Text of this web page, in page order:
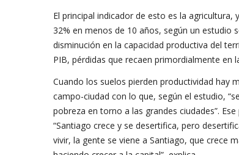
El principal indicador de esto es la
32% en menos de 10 años, según un estudio
disminución en la capacidad productiva del
PIB, pérdidas que recaen primordialmente en
Cuando los suelos pierden productividad hay
campo-ciudad con lo que, según el estudio,
pobreza en torno a las grandes ciudades”.
“Santiago crece y se desertifica, pero
vivir, la gente se viene a Santiago, que crece